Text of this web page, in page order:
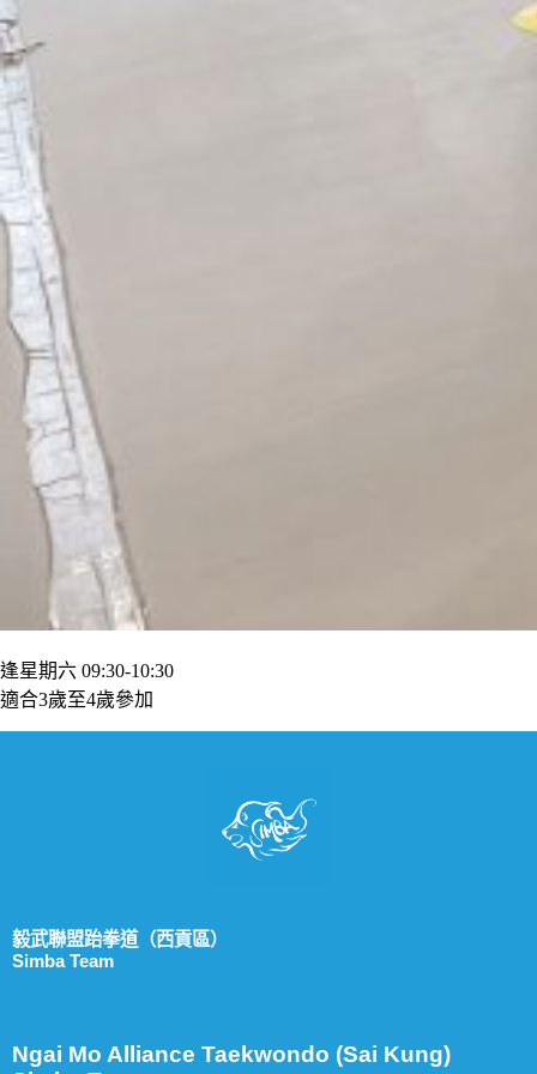
逢星期六 09:30-10:30
適合3歲至4歲參加
毅武聯盟跆拳道（西貢區）
Simba Team
Ngai Mo Alliance Taekwondo (Sai Kung)